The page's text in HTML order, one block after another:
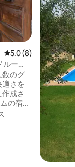
レビュー8件、5つ
5.0 (8)
ルー
景色
数のグ
さを
成さ
の宿泊
場合